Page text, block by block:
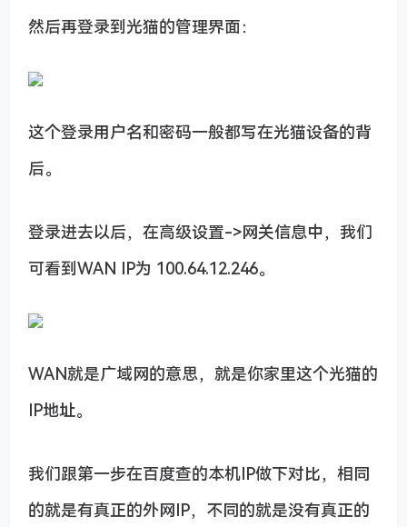
然后再登录到光猫的管理界面：
这个登录用户名和密码一般都写在光猫设备的背
后。
登录进去以后，在高级设置->网关信息中，我们
可看到WAN IP为 100.64.12.246。
WAN就是广域网的意思，就是你家里这个光猫的
IP地址。
我们跟第一步在百度查的本机IP做下对比，相同
的就是有真正的外网IP，不同的就是没有真正的